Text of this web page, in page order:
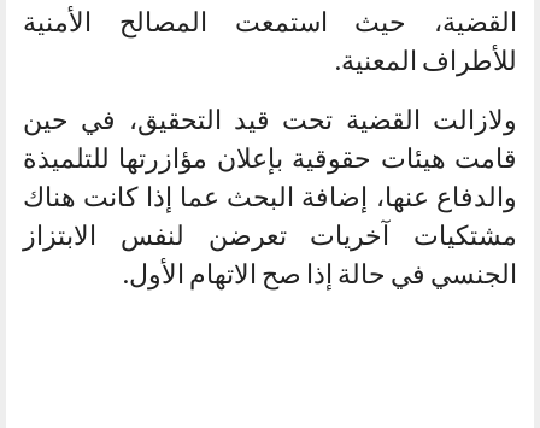
القضية، حيث استمعت المصالح الأمنية
للأطراف المعنية.
ولازالت القضية تحت قيد التحقيق، في حين
قامت هيئات حقوقية بإعلان مؤازرتها للتلميذة
والدفاع عنها، إضافة البحث عما إذا كانت هناك
مشتكيات آخريات تعرضن لنفس الابتزاز
الجنسي في حالة إذا صح الاتهام الأول.